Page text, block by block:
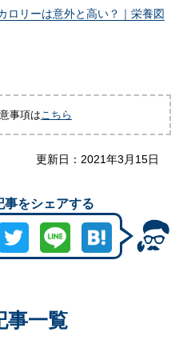
ロリーは意外と高い？｜栄養図
事項は こちら
更新日： 2021年3月15日
記事をシェアする
事一覧